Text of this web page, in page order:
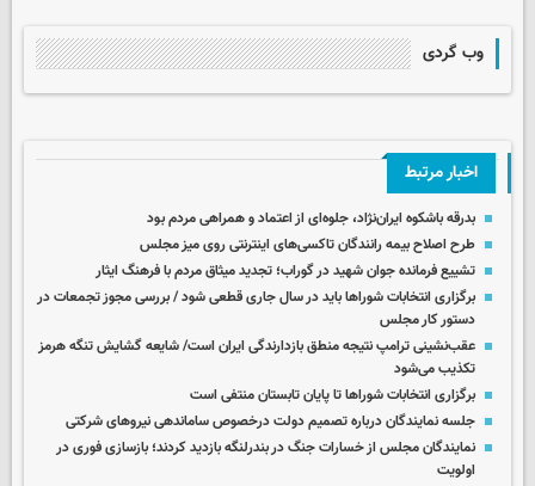
وب گردی
اخبار مرتبط
بدرقه باشکوه ایران‌نژاد، جلوه‌ای از اعتماد و همراهی مردم بود
طرح اصلاح بیمه رانندگان تاکسی‌های اینترنتی روی میز مجلس
تشییع فرمانده جوان شهید در گوراب؛ تجدید میثاق مردم با فرهنگ ایثار
برگزاری انتخابات شوراها باید در سال جاری قطعی شود / بررسی مجوز تجمعات در
دستور کار مجلس
عقب‌نشینی ترامپ نتیجه منطق بازدارندگی ایران است/ شایعه گشایش تنگه هرمز
تکذیب می‌شود
برگزاری انتخابات شوراها تا پایان تابستان منتفی است
جلسه نمایندگان درباره تصمیم دولت درخصوص ساماندهی نیروهای شرکتی
نمایندگان مجلس از خسارات جنگ در بندرلنگه بازدید کردند؛ بازسازی فوری در
اولویت